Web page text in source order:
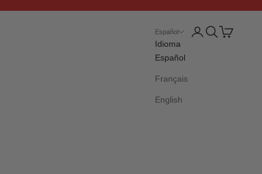
Siguiente
Español
Idioma
Español
Français
English
Iniciar sesión
Buscar
Cesta